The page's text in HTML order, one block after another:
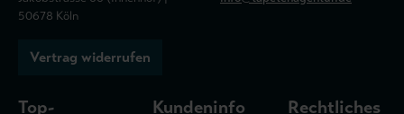
50678 Köln
Vertrag widerrufen
Top-
Kundeninfo Rechtliches